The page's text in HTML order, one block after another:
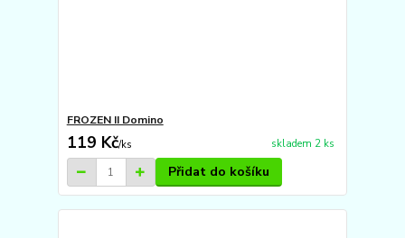
FROZEN II Domino
119 Kč/ks skladem 2 ks
Přidat do košíku